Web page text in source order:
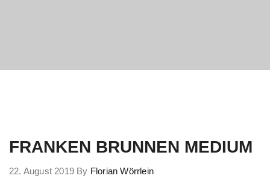
FRANKEN BRUNNEN MEDIUM
22. August 2019 By Florian Wörrlein